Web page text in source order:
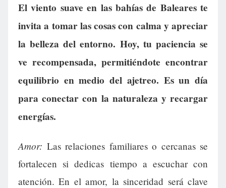
El viento suave en las bahías de Baleares te
invita a tomar las cosas con calma y apreciar
la belleza del entorno. Hoy, tu paciencia se
ve recompensada, permitiéndote encontrar
equilibrio en medio del ajetreo. Es un día
para conectar con la naturaleza y recargar
energías.
Amor: Las relaciones familiares o cercanas se
fortalecen si dedicas tiempo a escuchar con
atención. En el amor, la sinceridad será clave